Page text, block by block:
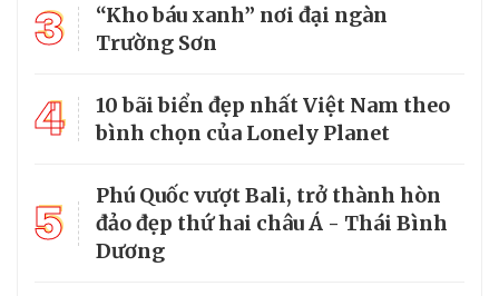
3
“Kho báu xanh” nơi đại ngàn
Trường Sơn
4
10 bãi biển đẹp nhất Việt Nam theo
bình chọn của Lonely Planet
5
Phú Quốc vượt Bali, trở thành hòn
đảo đẹp thứ hai châu Á - Thái Bình
Dương